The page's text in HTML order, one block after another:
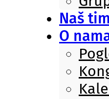
Naš tim
O